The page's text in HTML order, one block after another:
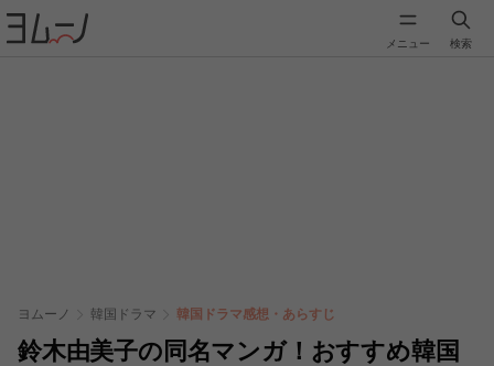
メニュー 検索
ヨムーノ 韓国ドラマ 韓国ドラマ感想・あらすじ
鈴木由美子の同名マンガ！おすすめ韓国